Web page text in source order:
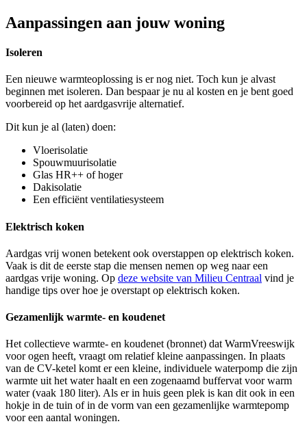
Aanpassingen aan jouw woning
Isoleren
Een nieuwe warmteoplossing is er nog niet. Toch kun je alvast
beginnen met isoleren. Dan bespaar je nu al kosten en je bent goed
voorbereid op het aardgasvrije alternatief.
Dit kun je al (laten) doen:
Vloerisolatie
Spouwmuurisolatie
Glas HR++ of hoger
Dakisolatie
Een efficiënt ventilatiesysteem
Elektrisch koken
Aardgas vrij wonen betekent ook overstappen op elektrisch koken.
Vaak is dit de eerste stap die mensen nemen op weg naar een
aardgas vrije woning. Op deze website van Milieu Centraal vind je
handige tips over hoe je overstapt op elektrisch koken.
Gezamenlijk warmte- en koudenet
Het collectieve warmte- en koudenet (bronnet) dat WarmVreeswijk
voor ogen heeft, vraagt om relatief kleine aanpassingen. In plaats
van de CV-ketel komt er een kleine, individuele waterpomp die zijn
warmte uit het water haalt en een zogenaamd buffervat voor warm
water (vaak 180 liter). Als er in huis geen plek is kan dit ook in een
hokje in de tuin of in de vorm van een gezamenlijke warmtepomp
voor een aantal woningen.